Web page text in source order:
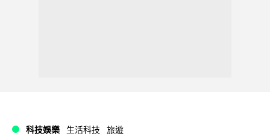
科技娛樂 生活科技 旅遊